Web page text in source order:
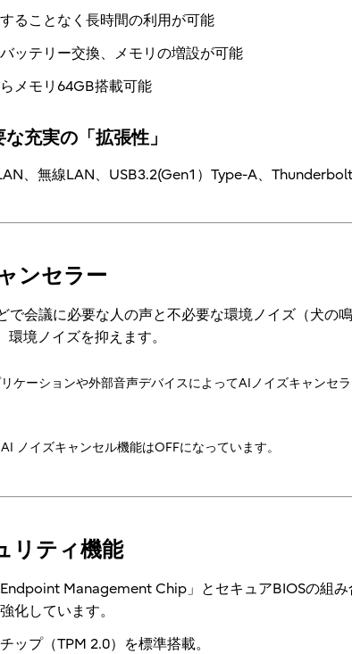
ることなく長時間の利用が可能
ッテリー交換、メモリの増設が可能
メモリ64GB搭載可能
充実の「拡張性」
、無線LAN、USB3.2(Gen1）Type-A、
ンセラー
で会議に必要な人の声と不必要な環境ノイズ（犬の
境ノイズを抑えます。
リケーションや外部音声デバイスによってAIノイズキャンセ
ノイズキャンセル機能はOFFになっています。
リティ機能
Management Chip」とセキュアBIOSの組
化しています。
ップ（TPM 2.0）を標準搭載。